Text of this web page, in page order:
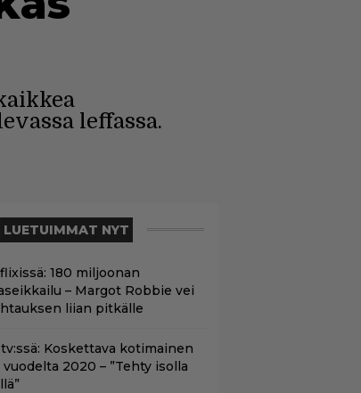
leffassa.
LUETUIMMAT NYT
180 miljoonan
– Margot Robbie vei
liian pitkälle
Koskettava kotimainen
2020 – ”Tehty isolla